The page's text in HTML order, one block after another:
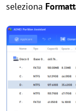
seleziona